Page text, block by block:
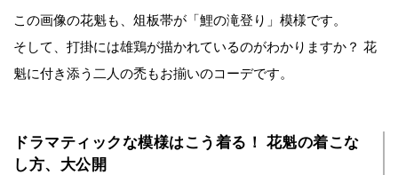
この画像の花魁も、俎板帯が「鯉の滝登り」模様です。
そして、打掛には雄鶏が描かれているのがわかりますか？ 花
魁に付き添う二人の禿もお揃いのコーデです。
ドラマティックな模様はこう着る！ 花魁の着こな
し方、大公開